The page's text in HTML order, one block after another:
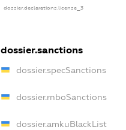
dossier.declarations.license_3
dossier.sanctions
dossier.specSanctions
dossier.rnboSanctions
dossier.amkuBlackList